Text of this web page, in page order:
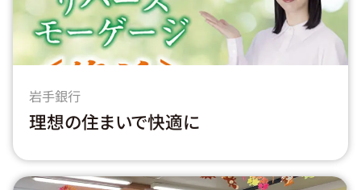
岩手銀行
理想の住まいで快適に